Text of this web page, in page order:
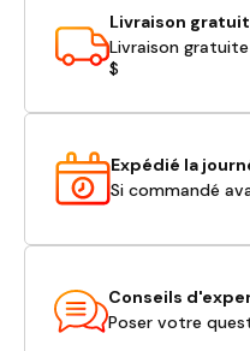
Livraison
Livraison
$
Expédié la
Si commandé
Conseils
Poser votre